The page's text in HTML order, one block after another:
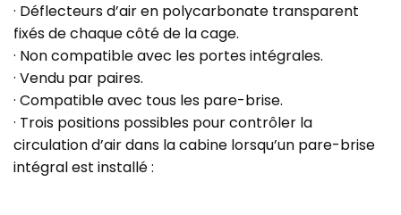
· Déflecteurs d’air en polycarbonate transparent
fixés de chaque côté de la cage.
· Non compatible avec les portes intégrales.
· Vendu par paires.
· Compatible avec tous les pare-brise.
· Trois positions possibles pour contrôler la
circulation d’air dans la cabine lorsqu’un pare-brise
intégral est installé :